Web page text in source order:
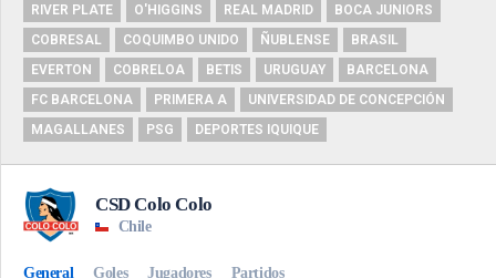
RIVER PLATE
O'HIGGINS REAL MADRID
BOCA JUNIORS
COBRESAL
COQUIMBO UNIDO ÑUBLENSE
BRASIL
EVERTON
COBRELOA BETIS URUGUAY
BARCELONA
FC BARCELONA
PRIMERA A
UNIVERSIDAD DE CONCEPCIÓN
MAGALLANES
PSG DEPORTES IQUIQUE